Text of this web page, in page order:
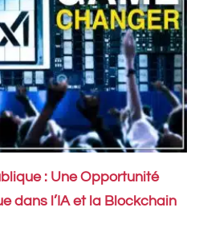
: Une Opportunité
dans l’IA et la Blockchain